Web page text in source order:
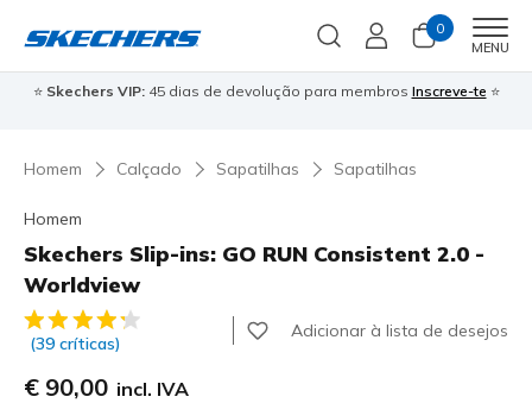
0
MENU
⭐ Skechers VIP:45 dias de devolução para membros Inscreve-te ⭐
Homem Calçado Sapatilhas Sapatilhas
Homem
Skechers Slip-ins: GO RUN Consistent 2.0 -
Worldview
5 de 5 – Classificação do cliente
(39 críticas)
Adicionar à lista de desejos
€ 90,00 incl. IVA